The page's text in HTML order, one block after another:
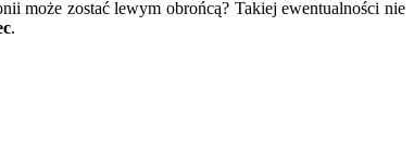
może zostać lewym obrońcą? Takiej ewentualności nie
.